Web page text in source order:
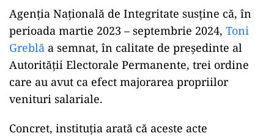
Agenția Națională de Integritate susține că, în
perioada martie 2023 – septembrie 2024, Toni
Greblă a semnat, în calitate de președinte al
Autorității Electorale Permanente, trei ordine
care au avut ca efect majorarea propriilor
venituri salariale.
Concret, instituția arată că aceste acte